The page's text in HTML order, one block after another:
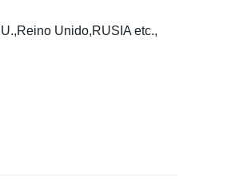
Unido,RUSIA etc.,